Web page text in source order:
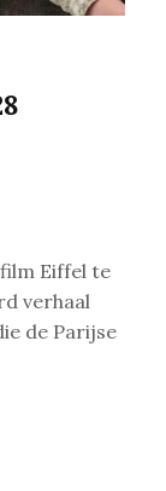
Eiffel te
verhaal
de Parijse